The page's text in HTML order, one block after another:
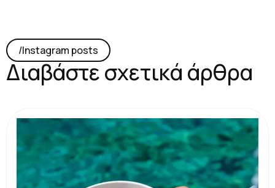
/lnstagram posts
Διαβάστε σχετικά άρθρα